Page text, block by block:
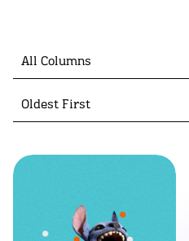
All Columns
Oldest First